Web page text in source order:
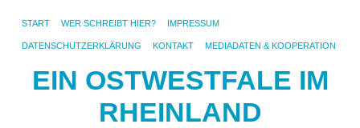
START WER SCHREIBT HIER? IMPRESSUM
DATENSCHUTZERKLÄRUNG KONTAKT MEDIADATEN & KOOPERATION
EIN OSTWESTFALE IM
RHEINLAND